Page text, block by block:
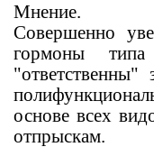
Мнение.
Совершенно
гормоны
основе всех
отпрыскам.